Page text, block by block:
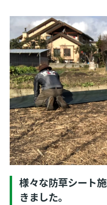
様々な防草シート
きました。